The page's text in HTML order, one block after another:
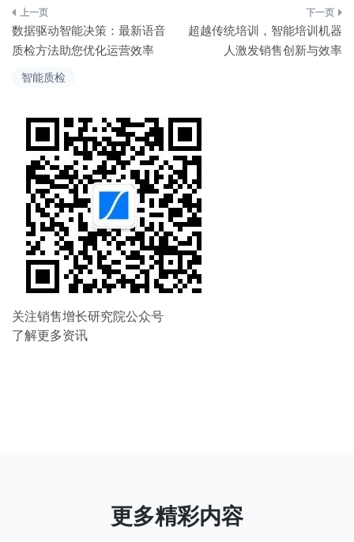
智能质检
文
章
导
航
数据驱动智能决策：最新语音
质检方法助您优化运营效率
超越传统培训，智能培训机器
人激发销售创新与效率
关注销售增长研究院公众号
了解更多资讯